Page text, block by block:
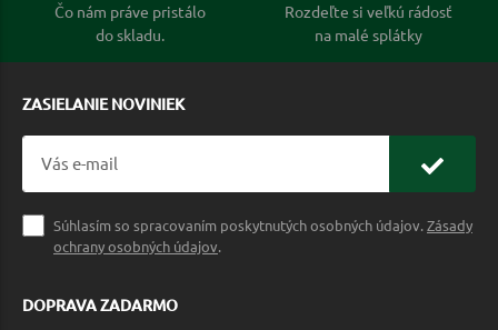
Čo nám práve pristálo
do skladu.
Rozdeľte si veľkú rádosť
na malé splátky
ZASIELANIE NOVINIEK
Súhlasím so spracovaním poskytnutých osobných údajov.Zásady
ochrany osobných údajov.
DOPRAVA ZADARMO